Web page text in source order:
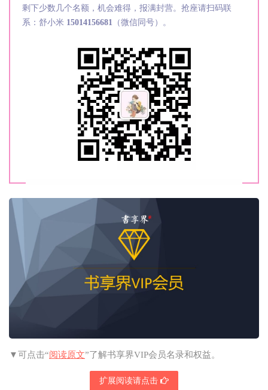
剩下少数几个名额，机会难得，报满封营。抢座请扫码联
系：舒小米 15014156681 （微信同号）。
▼可点击“阅读原文”了解书享界VIP会员名录和权益。
扩展阅读请点击